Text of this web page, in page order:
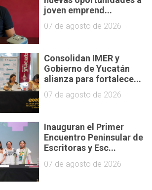
joven emprend...
07 de agosto de 2026
Consolidan IMER y
Gobierno de Yucatán
alianza para fortalece...
07 de agosto de 2026
Inauguran el Primer
Encuentro Peninsular de
Escritoras y Esc...
07 de agosto de 2026